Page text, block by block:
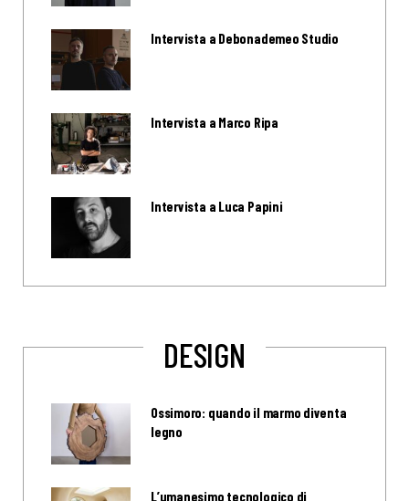
Intervista a Debonademeo Studio
Intervista a Marco Ripa
Intervista a Luca Papini
DESIGN
Ossimoro: quando il marmo diventa
legno
L’umanesimo tecnologico di